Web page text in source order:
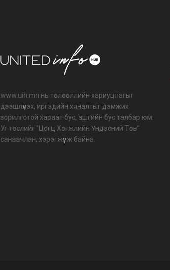
www.uih.mn нь төлөөллийн хариуцлагыг
дээшлүүлэх, иргэдийн хяналтыг дэмжих
зорилготой хараат бус, ашгийн бус талбар юм.
Уг төслийг "Цогц Хөгжлийн Үндэсний Төв"
санаачлан, хэрэгжүүлж байна.